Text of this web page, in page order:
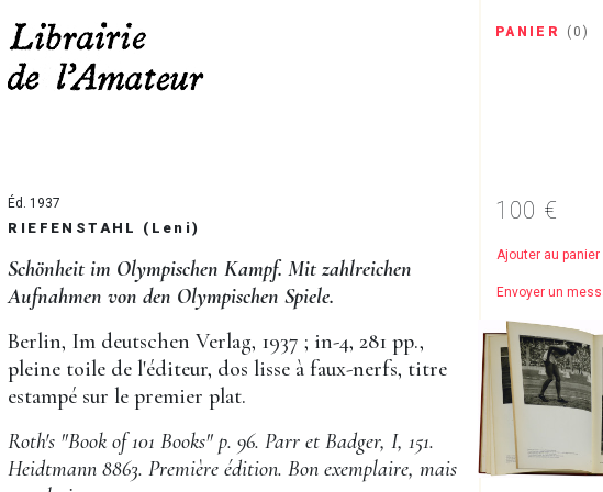
PANIER ( 0)
Éd. 1937
RIEFENSTAHL (Leni)
Schönheit im Olympischen Kampf. Mit zahlreichen
Aufnahmen von den Olympischen Spiele.
Berlin, Im deutschen Verlag, 1937 ; in-4, 281 pp.,
pleine toile de l'éditeur, dos lisse à faux-nerfs, titre
estampé sur le premier plat.
Roth's "Book of 101 Books" p. 96. Parr et Badger, I, 151.
Heidtmann 8863. Première édition. Bon exemplaire, mais
100 €
Ajouter au panier
Envoyer un